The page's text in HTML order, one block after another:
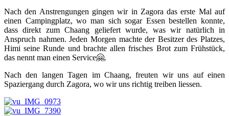
Nach den Anstrengungen gingen wir in Zagora das erste Mal auf
einen Campingplatz, wo man sich sogar Essen bestellen konnte,
dass direkt zum Chaang geliefert wurde, was wir natürlich in
Anspruch nahmen. Jeden Morgen machte der Besitzer des Platzes,
Himi seine Runde und brachte allen frisches Brot zum Frühstück,
das nennt man einen Service🤗.
Nach den langen Tagen im Chaang, freuten wir uns auf einen
Spaziergang durch Zagora, wo wir uns richtig treiben liessen.